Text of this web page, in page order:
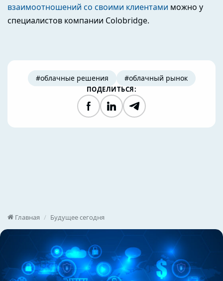
взаимоотношений со своими клиентами можно у
специалистов компании Colobridge.
#облачные решения #облачный рынок
ПОДЕЛИТЬСЯ:
FacebookLinkedInTelegram